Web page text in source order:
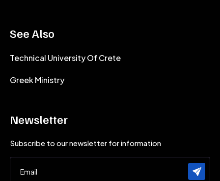
See Also
Technical University Of Crete
Greek Ministry
Newsletter
Subscribe to our newsletter for information